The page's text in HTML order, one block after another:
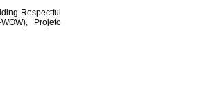
Respectful
Projeto